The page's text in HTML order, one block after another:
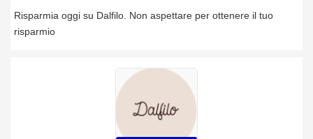
Risparmia oggi su Dalfilo. Non aspettare per ottenere il tuo
risparmio